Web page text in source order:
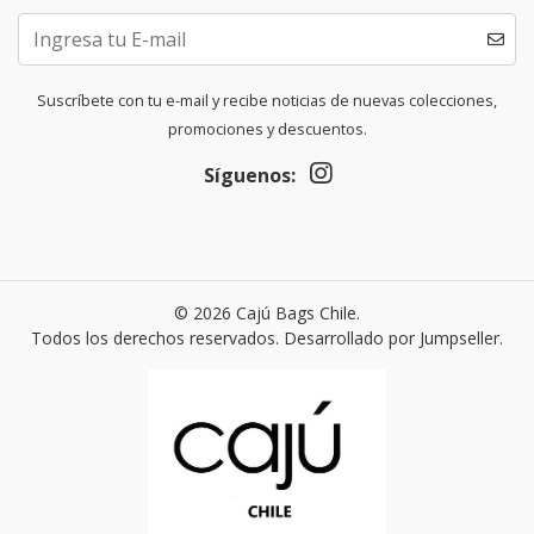
Suscríbete con tu e-mail y recibe noticias de nuevas colecciones,
promociones y descuentos.
Síguenos:
© 2026 Cajú Bags Chile.
Todos los derechos reservados. Desarrollado por Jumpseller.